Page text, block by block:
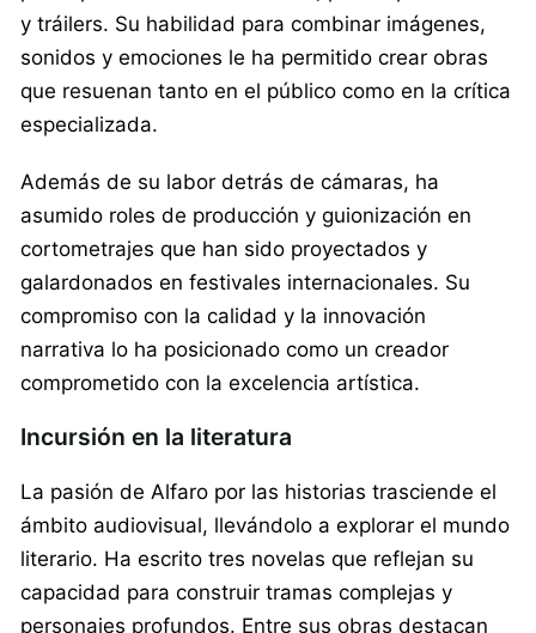
y tráilers. Su habilidad para combinar imágenes,
sonidos y emociones le ha permitido crear obras
que resuenan tanto en el público como en la crítica
especializada.
Además de su labor detrás de cámaras, ha
asumido roles de producción y guionización en
cortometrajes que han sido proyectados y
galardonados en festivales internacionales. Su
compromiso con la calidad y la innovación
narrativa lo ha posicionado como un creador
comprometido con la excelencia artística.
Incursión en la literatura
La pasión de Alfaro por las historias trasciende el
ámbito audiovisual, llevándolo a explorar el mundo
literario. Ha escrito tres novelas que reflejan su
capacidad para construir tramas complejas y
personajes profundos. Entre sus obras destacan